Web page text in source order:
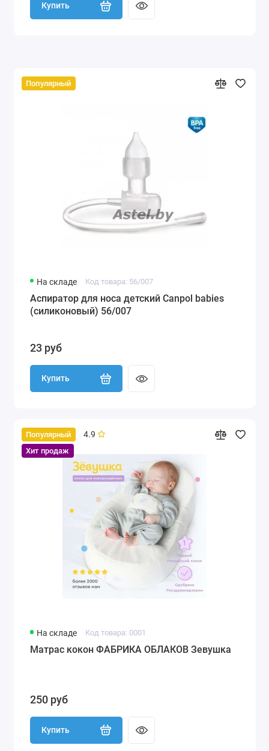
Купить
Популярный
На складе Код товара: 56/007
Аспиратор для носа детский Canpol babies
(силиконовый) 56/007
23 руб
Купить
Популярный
Хит продаж
4.9
На складе Код товара: 0001
Матрас кокон ФАБРИКА ОБЛАКОВ Зевушка
250 руб
Купить